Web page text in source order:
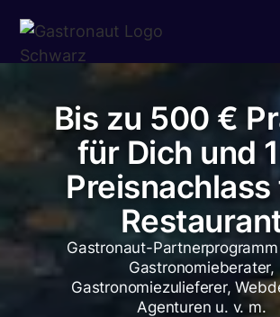
Bis zu 500 €
für Dich und
Gastronaut-
Gastronomieberater,
Gastronomiezulieferer,
Agenturen u. v. m.